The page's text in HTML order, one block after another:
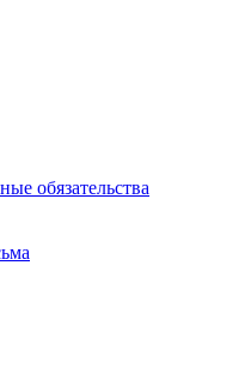
обязательства